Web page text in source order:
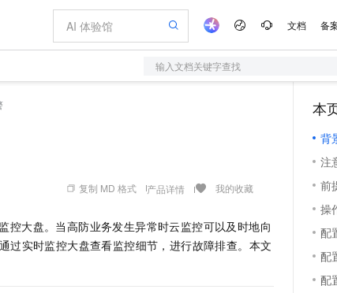
文档 备
输入文档关键字查找
复制 MD 格式 产品详情 我的收藏
控大盘。当高防业务发生异常时云监控可以及时地向
过实时监控大盘查看监控细节，进行故障排查。本文
本
背
注
前
操
配
配
配
推理利器
HappyHorse-1.1-T2V
语音
全托管，含MySQL、PostgreSQL、SQL Server、MariaDB多引擎
Qoder
面向真实软件的智能体编程平台
轻量应用服
数字证书
实现全站
短信服务
大数据开
舰模型
智能体
明
程团队
轻松解锁专属 DeepSeek-V4-Pro
5 分钟轻松部署专属 QwenPaw
从聊天伙伴进化为能主动干活的本地数字员工
一句话生
输入一句话
一键部署
一键购买专
漫剧工坊
快速生产连
10 分钟搭
高效部署网
人公司成长
NEW
加量 10 倍，夜间低至2折
AI 场景体验
从图文生成到视频创作，一键激活电商全链路生产力
AI 广告创作
图文、视频一站生成，高效打造优质广告素材
AI 活动
AI 生产力先
先锋实践拓
飞天发布
所见，即是
AI 实训营
从基础到进
创新加速
配置报价器
阿
益
基础软件
JAVA
专业服务
公司注册
上云迁移
代维服务
产品伙伴合作计划
云网络合作计划
服务伙
Al MaaS
伙伴信用分
更多支持
合作伙伴
查询合作
登录合作
阿里云认证
信息公告
官网公告
开发者社
镜像站
我要反馈
我要建议
市场活动
魔搭 ModelScope
加入我们
校园招聘